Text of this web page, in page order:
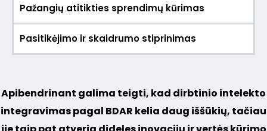
Pažangių atitikties sprendimų kūrimas
Pasitikėjimo ir skaidrumo stiprinimas
Apibendrinant galima teigti, kad dirbtinio intelekto
integravimas pagal BDAR kelia daug iššūkių, tačiau